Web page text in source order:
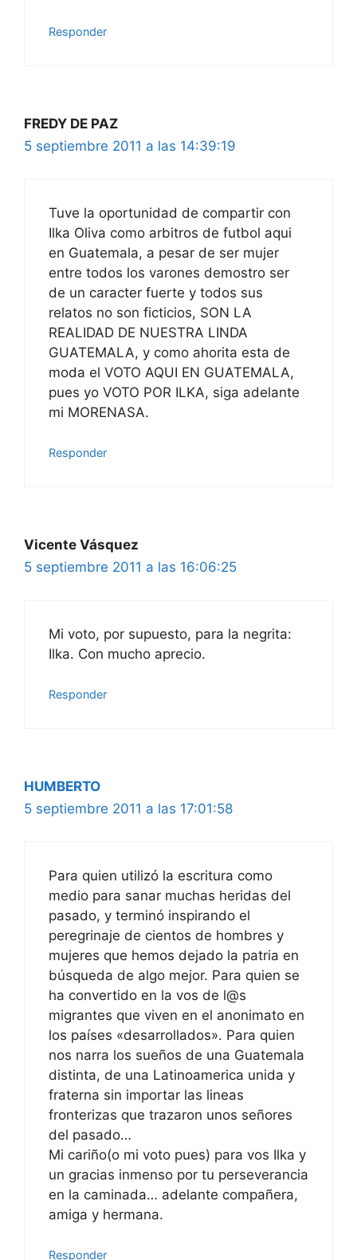
Responder
FREDY DE PAZ
5 septiembre 2011 a las 14:39:19
Tuve la oportunidad de compartir con
Ilka Oliva como arbitros de futbol aqui
en Guatemala, a pesar de ser mujer
entre todos los varones demostro ser
de un caracter fuerte y todos sus
relatos no son ficticios, SON LA
REALIDAD DE NUESTRA LINDA
GUATEMALA, y como ahorita esta de
moda el VOTO AQUI EN GUATEMALA,
pues yo VOTO POR ILKA, siga adelante
mi MORENASA.
Responder
Vicente Vásquez
5 septiembre 2011 a las 16:06:25
Mi voto, por supuesto, para la negrita:
Ilka. Con mucho aprecio.
Responder
HUMBERTO
5 septiembre 2011 a las 17:01:58
Para quien utilizó la escritura como
medio para sanar muchas heridas del
pasado, y terminó inspirando el
peregrinaje de cientos de hombres y
mujeres que hemos dejado la patria en
búsqueda de algo mejor. Para quien se
ha convertido en la vos de l@s
migrantes que viven en el anonimato en
los países «desarrollados». Para quien
nos narra los sueños de una Guatemala
distinta, de una Latinoamerica unida y
fraterna sin importar las lineas
fronterizas que trazaron unos señores
del pasado…
Mi cariño(o mi voto pues) para vos Ilka y
un gracias inmenso por tu perseverancia
en la caminada… adelante compañera,
amiga y hermana.
Responder